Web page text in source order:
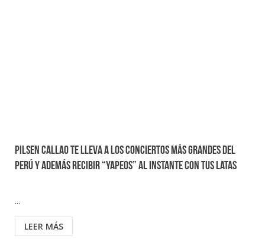
Pilsen Callao te lleva a los conciertos más grandes del
Perú y además recibir “yapeos” al instante con tus latas
...
LEER MÁS